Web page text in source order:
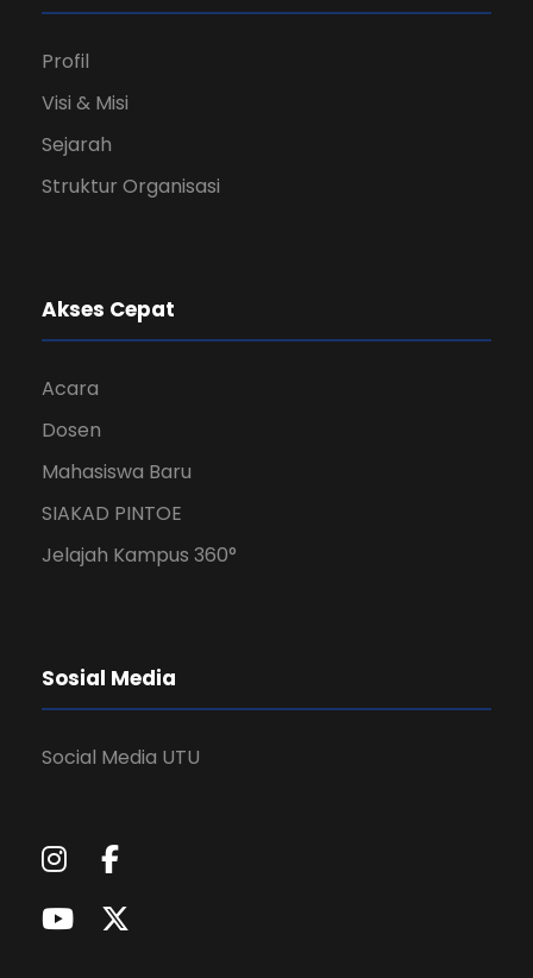
Profil
Visi & Misi
Sejarah
Struktur Organisasi
Akses Cepat
Acara
Dosen
Mahasiswa Baru
SIAKAD PINTOE
Jelajah Kampus 360°
Sosial Media
Social Media UTU